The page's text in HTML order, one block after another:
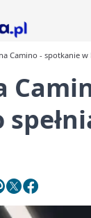
Camino - spotkanie w